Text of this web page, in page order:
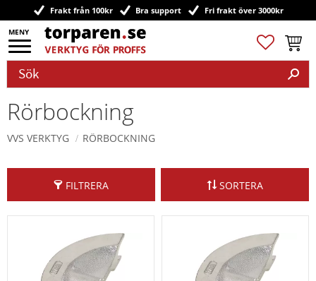
Meny
Frakt från 100kr Bra support Fri frakt över 3000kr
Favoriter
Rörbockning
VVS VERKTYG RÖRBOCKNING
FILTRERA SORTERA